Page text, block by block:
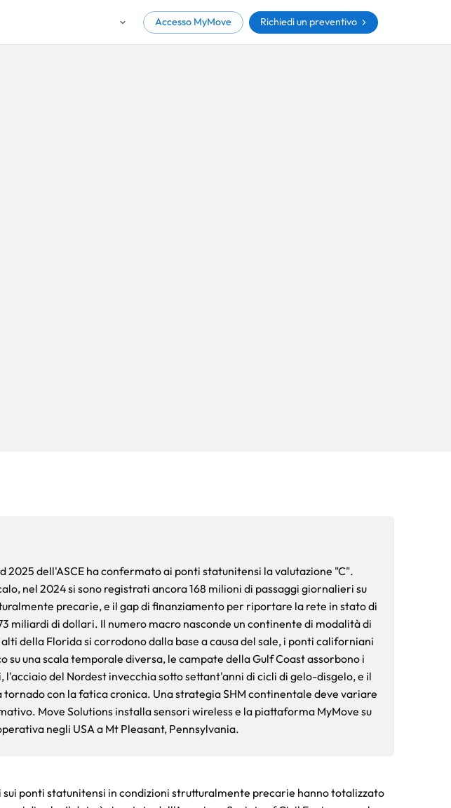
Accesso MyMove Richiedi un preventivo
2025 dell'ASCE ha confermato ai ponti statunitensi la valutazione "C".
nel 2024 si sono registrati ancora 168 milioni di passaggi giornalieri su
precarie, e il gap di finanziamento per riportare la rete in stato di
miliardi di dollari. Il numero macro nasconde un continente di modalità di
della Florida si corrodono dalla base a causa del sale, i ponti californiani
su una scala temporale diversa, le campate della Gulf Coast assorbono i
l'acciaio del Nordest invecchia sotto settant'anni di cicli di gelo-disgelo, e il
tornado con la fatica cronica. Una strategia SHM continentale deve variare
Move Solutions installa sensori wireless e la piattaforma MyMove su
negli USA a Mt Pleasant, Pennsylvania.
ponti statunitensi in condizioni strutturalmente precarie hanno totalizzato